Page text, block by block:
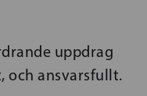
uppdrag
och ansvarsfullt.